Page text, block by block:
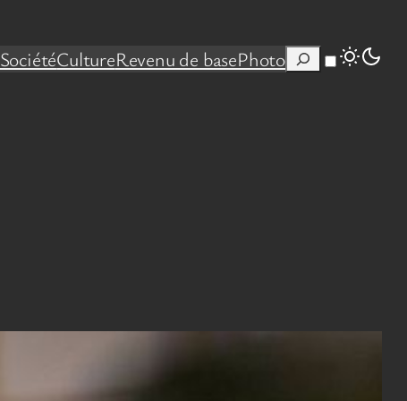
SociétéCultureRevenu de basePhotoRechercher